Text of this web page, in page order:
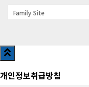
Family Site
개인정보취급방침